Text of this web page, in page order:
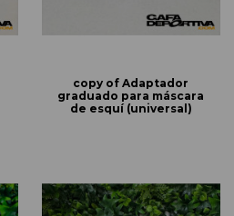
copy of Adaptador
graduado para máscara
de esquí (universal)